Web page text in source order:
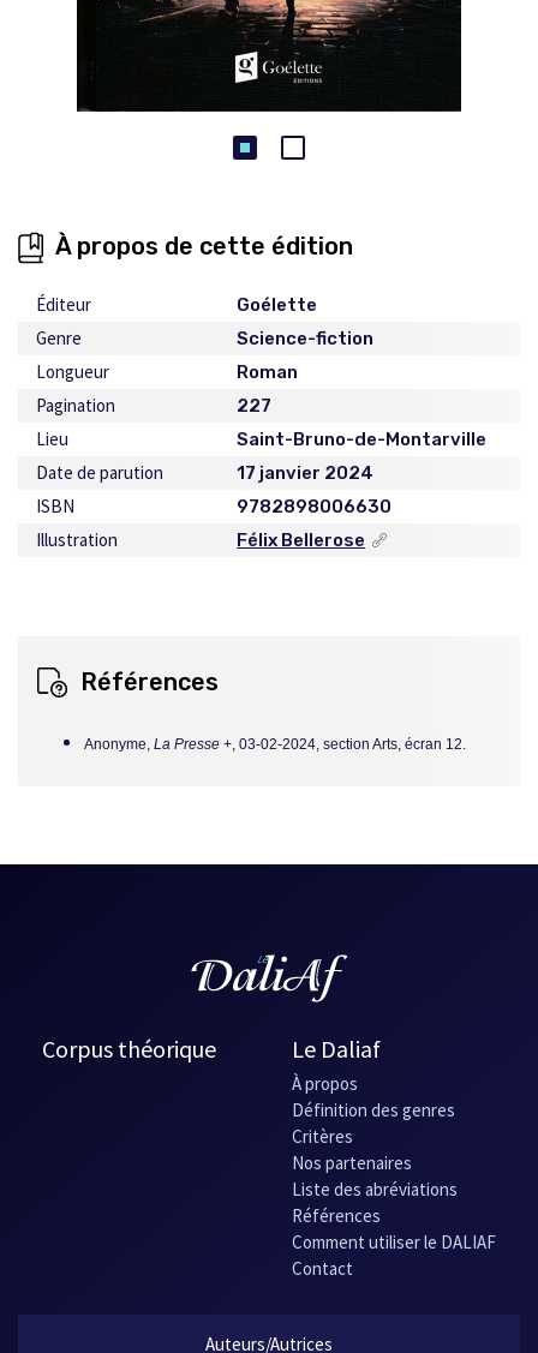
À propos de cette édition
Éditeur Goélette
Genre Science-fiction
Longueur Roman
Pagination 227
Lieu Saint-Bruno-de-Montarville
Date de parution 17 janvier 2024
ISBN 9782898006630
Illustration Félix Bellerose
Ce
Références
Anonyme, La Presse +, 03-02-2024, section Arts, écran 12.
Corpus théorique Le Daliaf
À propos
Définition des genres
Critères
Nos partenaires
Liste des abréviations
Références
Comment utiliser le DALIAF
Contact
Auteurs/Autrices